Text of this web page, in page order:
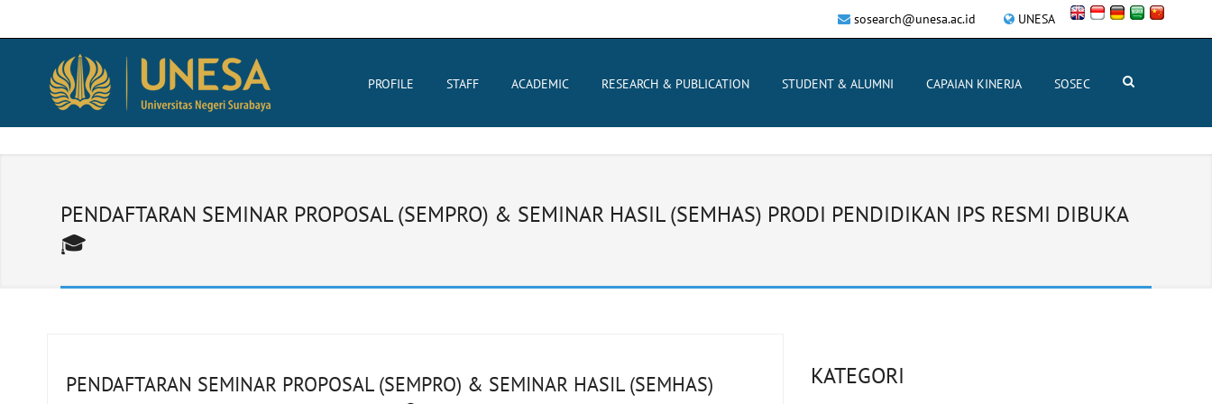
UNESA
sosearch@unesa.ac.id
PROFILE STAFF ACADEMIC RESEARCH & PUBLICATION STUDENT & ALUMNI CAPAIAN KINERJA SOSEC
PENDAFTARAN SEMINAR PROPOSAL (SEMPRO) & SEMINAR HASIL (SEMHAS) PRODI PENDIDIKAN IPS RESMI DIBUKA
🎓
PENDAFTARAN SEMINAR PROPOSAL (SEMPRO) & SEMINAR HASIL (SEMHAS)
KATEGORI